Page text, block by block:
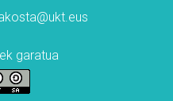
garatua